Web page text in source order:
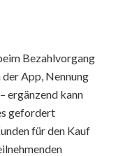
Bezahlvorgang
App, Nennung
ergänzend kann
gefordert
für den Kauf